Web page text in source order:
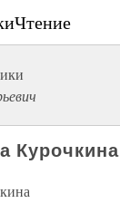
Курочкина